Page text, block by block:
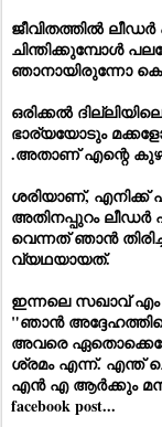
ജീവിതത്തിൽ
ചിന്തിക്കുമ്പോൾ
ഞാനായിരുന്നോ
ഒരിക്കൽ
ഭാര്യയോടും
.അതാണ് എന്റെ
ശരിയാണ്, എനിക്ക്
അതിനപ്പുറം ലീഡർ
വെന്നത് ഞാൻ
വ്യഥയായത്.
ഇന്നലെ സഖാവ് എം
"ഞാൻ
അവരെ
ശ്രമം എന്ന്. എന്ത്
എൻ എ ആർക്കും
facebook post...